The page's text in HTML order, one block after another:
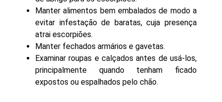
Manter alimentos bem embalados de modo a
evitar infestação de baratas, cuja presença
atrai escorpiões.
Manter fechados armários e gavetas.
Examinar roupas e calçados antes de usá-los,
principalmente quando tenham ficado
expostos ou espalhados pelo chão.